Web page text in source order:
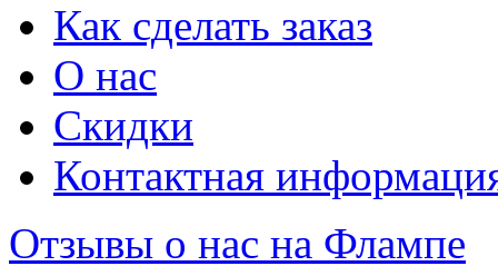
Как сделать заказ
О нас
Скидки
Контактная
Отзывы о нас на Флампе